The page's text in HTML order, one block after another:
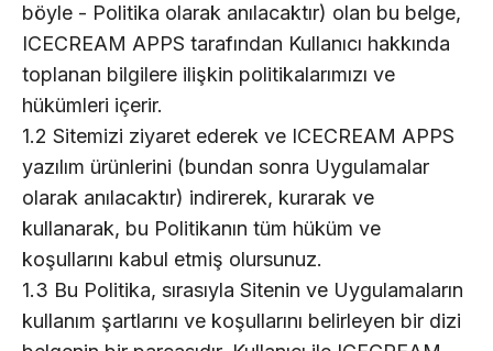
böyle - Politika olarak anılacaktır) olan bu belge,
ICECREAM APPS tarafından Kullanıcı hakkında
toplanan bilgilere ilişkin politikalarımızı ve
hükümleri içerir.
1.2 Sitemizi ziyaret ederek ve ICECREAM APPS
yazılım ürünlerini (bundan sonra Uygulamalar
olarak anılacaktır) indirerek, kurarak ve
kullanarak, bu Politikanın tüm hüküm ve
koşullarını kabul etmiş olursunuz.
1.3 Bu Politika, sırasıyla Sitenin ve Uygulamaların
kullanım şartlarını ve koşullarını belirleyen bir dizi